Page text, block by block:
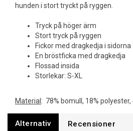
hunden i stort tryckt på ryggen.
Tryck på höger ärm
Stort tryck på ryggen
Fickor med dragkedja i sidorna
En bröstficka med dragkedja
Flossad insida
Storlekar: S-XL
Material : 78% bomull, 18% polyester,
Alternativ Recensioner